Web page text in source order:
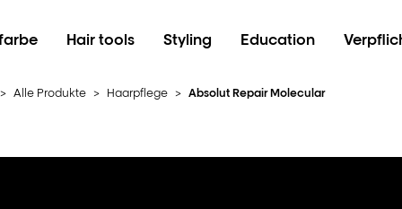
Hair tools Styling Education
> Alle Produkte > Haarpflege > Absolut Repair Molecular